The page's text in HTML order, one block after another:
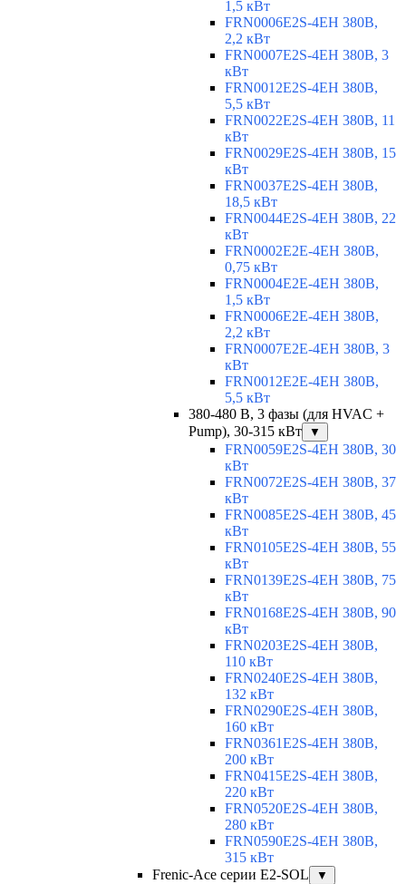
1,5 кВт
FRN0006E2S-4EH 380В,
2,2 кВт
FRN0007E2S-4EH 380В, 3
кВт
FRN0012E2S-4EH 380В,
5,5 кВт
FRN0022E2S-4EH 380В, 11
кВт
FRN0029E2S-4EH 380В, 15
кВт
FRN0037E2S-4EH 380В,
18,5 кВт
FRN0044E2S-4EH 380В, 22
кВт
FRN0002E2E-4EH 380В,
0,75 кВт
FRN0004E2E-4EH 380В,
1,5 кВт
FRN0006E2E-4EH 380В,
2,2 кВт
FRN0007E2E-4EH 380В, 3
кВт
FRN0012E2E-4EH 380В,
5,5 кВт
380-480 В, 3 фазы (для HVAC +
Pump), 30-315 кВт
▼
FRN0059E2S-4EH 380В, 30
кВт
FRN0072E2S-4EH 380В, 37
кВт
FRN0085E2S-4EH 380В, 45
кВт
FRN0105E2S-4EH 380В, 55
кВт
FRN0139E2S-4EH 380В, 75
кВт
FRN0168E2S-4EH 380В, 90
кВт
FRN0203E2S-4EH 380В,
110 кВт
FRN0240E2S-4EH 380В,
132 кВт
FRN0290E2S-4EH 380В,
160 кВт
FRN0361E2S-4EH 380В,
200 кВт
FRN0415E2S-4EH 380В,
220 кВт
FRN0520E2S-4EH 380В,
280 кВт
FRN0590E2S-4EH 380В,
315 кВт
Frenic-Ace серии E2-SOL
▼